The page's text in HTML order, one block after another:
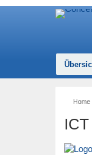
Home